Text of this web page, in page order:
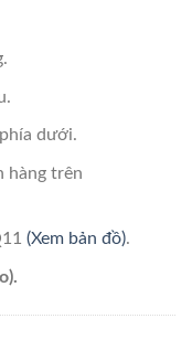
dưới.
hàng trên
(Xem bản đồ).